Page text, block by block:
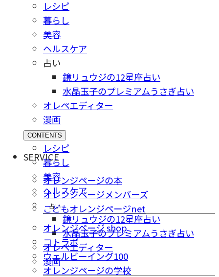
レシピ
暮らし
美容
ヘルスケア
占い
鏡リュウジの12星座占い
水晶玉子のプレミアムうさぎ占い
オレペエディター
漫画
CONTENTS
レシピ
暮らし
美容
ヘルスケア
占い
鏡リュウジの12星座占い
水晶玉子のプレミアムうさぎ占い
オレペエディター
漫画
SERVICE
オレンジページの本
オレンジページメンバーズ
こどもオレンジページnet
オレンジページ shop
コトラボ
ウェルビーイング100
オレンジページの学校